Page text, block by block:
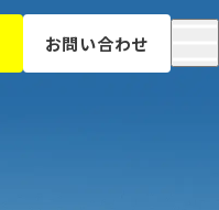
お問い合わせ